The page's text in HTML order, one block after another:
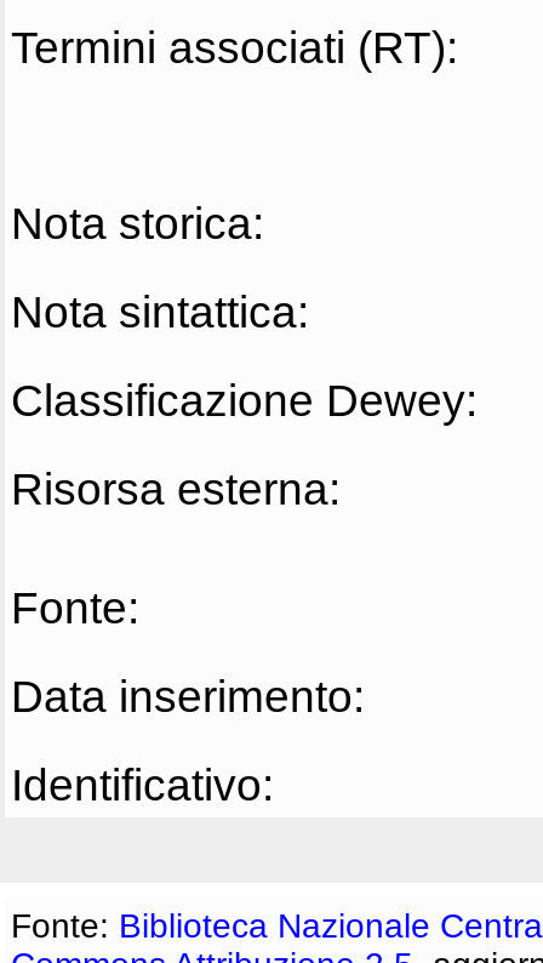
Termini associati (RT):
Nota storica:
Nota sintattica:
Classificazione Dewey:
Risorsa esterna:
Fonte:
Data inserimento:
Identificativo:
Fonte: Biblioteca Nazionale